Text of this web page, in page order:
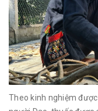
Theo kinh nghiệm